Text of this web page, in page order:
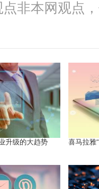
非本网观点
升级的大趋势 喜马拉雅